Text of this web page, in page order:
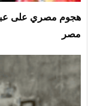
هجوم مصري على
مصر